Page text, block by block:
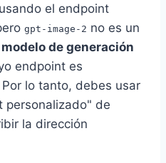
el endpoint
gpt-image-2 no es un
modelo de generación
endpoint es
Por lo tanto, debes usar
personalizado" de
la dirección